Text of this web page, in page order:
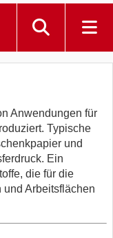
Anwendungen für
Typische
und
Ein
die für die
Arbeitsflächen